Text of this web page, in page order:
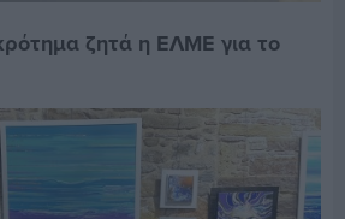
ζητά η ΕΛΜΕ για το